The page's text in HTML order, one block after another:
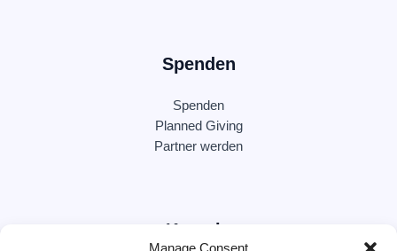
Manage Consent
Spenden
Spenden
Planned Giving
Partner werden
Kontakt